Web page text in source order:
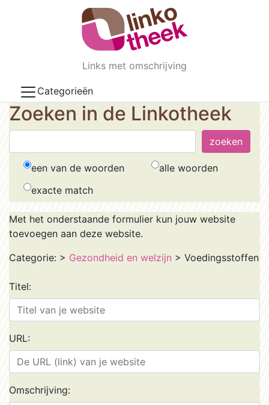
Skip to main content
Links met omschrijving
Categorieën
Zoeken in de Linkotheek
een van de woorden
alle woorden
exacte match
Met het onderstaande formulier kun jouw website
toevoegen aan deze website.
Categorie: > Gezondheid en welzijn > Voedingsstoffen
Titel:
URL:
Omschrijving: